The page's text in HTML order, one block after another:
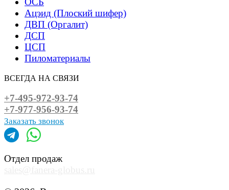
Ацэид (Плоский шифер)
ДВП (Оргалит)
ДСП
ЦСП
Пиломатериалы
ВСЕГДА НА СВЯЗИ
+7-495-972-93-74
+7-977-956-93-74
Заказать звонок
Отдел продаж